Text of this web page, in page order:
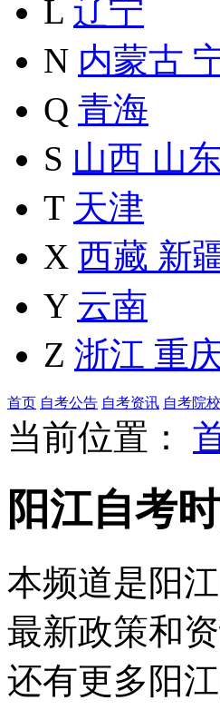
L 辽宁
N 内蒙古
Q 青海
S 山西 山
T 天津
X 西藏 新
Y 云南
Z 浙江 重
首页 自考公告 自考资讯 自考院校
当前位置：
阳江自考
本频道是阳
最新政策和
还有更多阳